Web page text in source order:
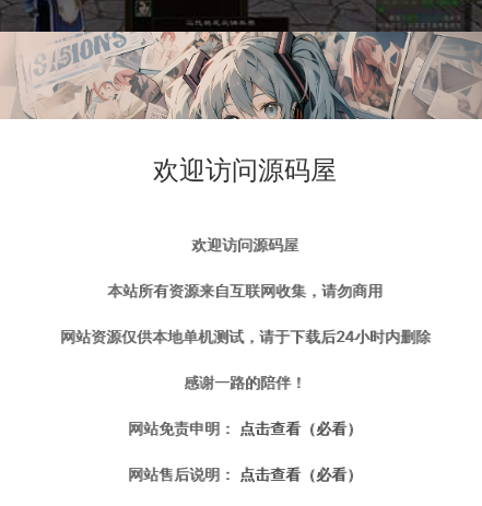
欢迎访问源码屋
欢迎访问源码屋
本站所有资源来自互联网收集，请勿商用
网站资源仅供本地单机测试，请于下载后24小时内删除
感谢一路的陪伴！
网站免责申明： 点击查看（必看）
网站售后说明： 点击查看（必看）